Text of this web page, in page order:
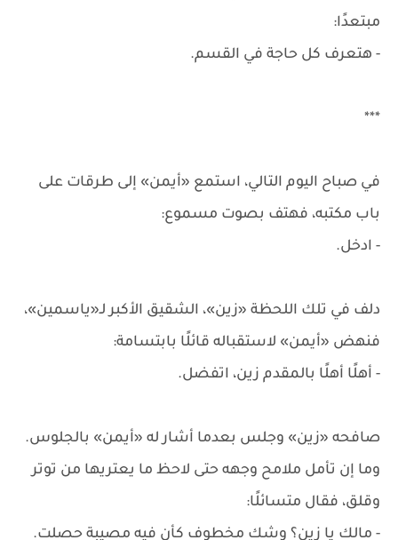
مبتعدًا:
- هتعرف كل حاجة في القسم.
***
في صباح اليوم التالي، استمع «أيمن» إلى طرقات على
باب مكتبه، فهتف بصوت مسموع:
- ادخل.
دلف في تلك اللحظة «زين»، الشقيق الأكبر لـ«ياسمين»،
فنهض «أيمن» لاستقباله قائلًا بابتسامة:
- أهلًا أهلًا بالمقدم زين، اتفضل.
صافحه «زين» وجلس بعدما أشار له «أيمن» بالجلوس.
وما إن تأمل ملامح وجهه حتى لاحظ ما يعتريها من توتر
وقلق، فقال متسائلًا:
- مالك يا زين؟ وشك مخطوف كأن فيه مصيبة حصلت.